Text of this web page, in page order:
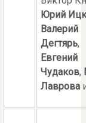
Юрий
Валерий
Дегтярь,
Евгений
Чудаков,
Лаврова